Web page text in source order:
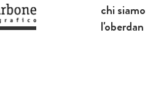
chi siamo
l'oberdan